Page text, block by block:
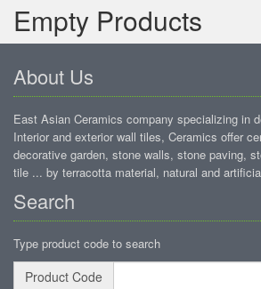
Empty Products
About Us
East Asian Ceramics company specializing in
Interior and exterior wall tiles, Ceramics offer
decorative garden, stone walls, stone paving,
tile ... by terracotta material, natural and
Search
Type product code to search
Product Code